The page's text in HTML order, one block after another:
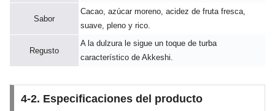
Sabor
Cacao, azúcar moreno, acidez de fruta fresca,
suave, pleno y rico.
Regusto
A la dulzura le sigue un toque de turba
característico de Akkeshi.
4-2. Especificaciones del producto